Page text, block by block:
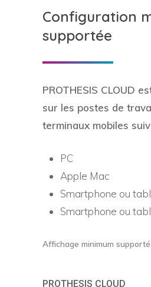
Configuration
supportée
PROTHESIS CLOUD
sur les postes de
terminaux mobiles
PC
Apple Mac
Smartphone ou
Smartphone ou
Affichage minimum
PROTHESIS CLOUD